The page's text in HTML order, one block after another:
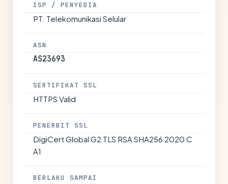
ISP / PENYEDIA
PT. Telekomunikasi Selular
ASN
AS23693
SERTIFIKAT SSL
HTTPS Valid
PENERBIT SSL
DigiCert Global G2 TLS RSA SHA256 2020 C
A1
BERLAKU SAMPAI